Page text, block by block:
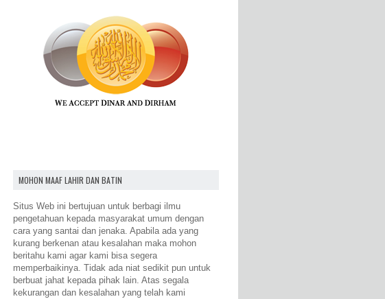
MOHON MAAF LAHIR DAN BATIN
Situs Web ini bertujuan untuk berbagi ilmu
pengetahuan kepada masyarakat umum dengan
cara yang santai dan jenaka. Apabila ada yang
kurang berkenan atau kesalahan maka mohon
beritahu kami agar kami bisa segera
memperbaikinya. Tidak ada niat sedikit pun untuk
berbuat jahat kepada pihak lain. Atas segala
kekurangan dan kesalahan yang telah kami